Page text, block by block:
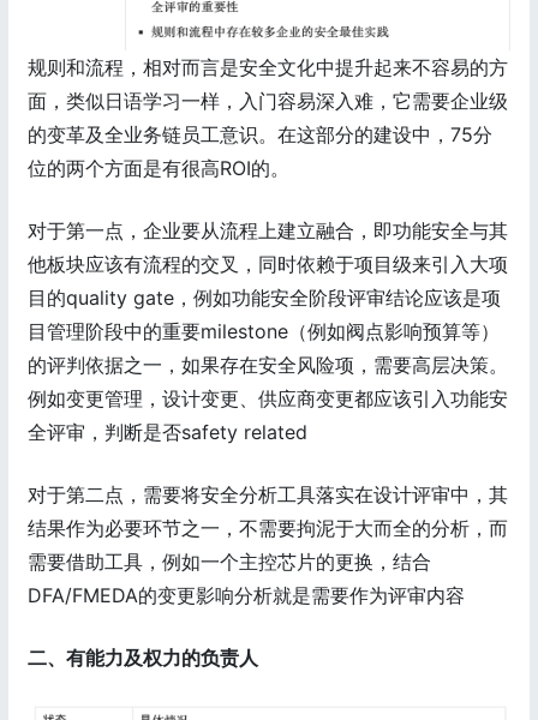
规则和流程，相对而言是安全文化中提升起来不容易的方
面，类似日语学习一样，入门容易深入难，它需要企业级
的变革及全业务链员工意识。在这部分的建设中，75分
位的两个方面是有很高ROI的。
对于第一点，企业要从流程上建立融合，即功能安全与其
他板块应该有流程的交叉，同时依赖于项目级来引入大项
目的quality gate，例如功能安全阶段评审结论应该是项
目管理阶段中的重要milestone（例如阀点影响预算等）
的评判依据之一，如果存在安全风险项，需要高层决策。
例如变更管理，设计变更、供应商变更都应该引入功能安
全评审，判断是否safety related
对于第二点，需要将安全分析工具落实在设计评审中，其
结果作为必要环节之一，不需要拘泥于大而全的分析，而
需要借助工具，例如一个主控芯片的更换，结合
DFA/FMEDA的变更影响分析就是需要作为评审内容
二、有能力及权力的负责人